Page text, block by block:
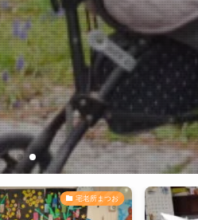
宅老所まつお